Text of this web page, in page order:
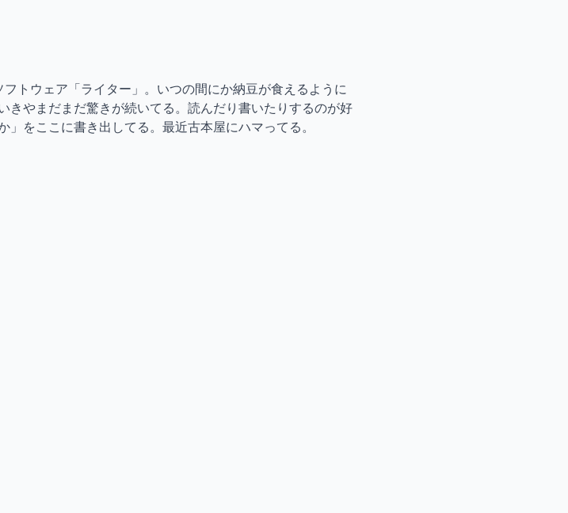
トウェア「ライター」。いつの間にか納豆が食えるように
きやまだまだ驚きが続いてる。読んだり書いたりするのが好
をここに書き出してる。最近古本屋にハマってる。